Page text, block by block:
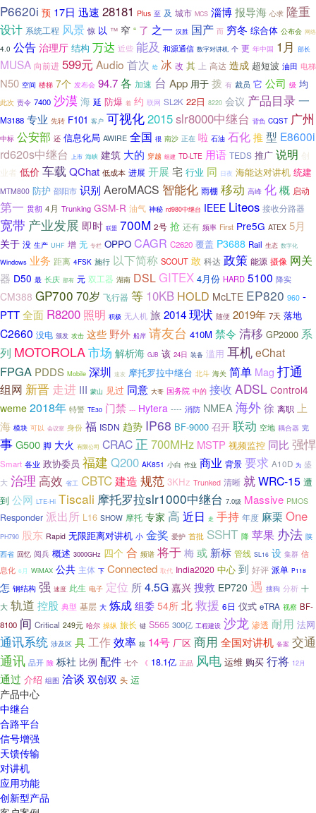
P6620i 预 17日 迅速 28181 Plus 至 及 城市 MCS 淄博报导海 心求 隆重
设计 系统工程 风景 惊 以 ™ 窄 “ 了 之一 汉胜 国产 而 穷冬 综合体 公布会 网络
4.0 公告 治理厅 结构 万达 近些 能及 和源通信 数字对讲机 个 更 年中国 1月 部长
MUSA 向前进 599元 Audio 首次 给 冰 改 其 上 高达 造成 超短波 油田 电梯
N50 空间 楼梯 7个 发布会 94.7各 加速 台 App 用于 拨 有 裁员 它 公司 级 均
此次 责令 7400 沙漠 海 延 防爆 着 约 联网 SL2K 22日 8220 会议 产品目录一
M3188 专业 先转 F101 客户 可视化2015slr8000中继台 背负 CQST 广州
中标 公安部 还 信息化局 AWIRE 全国 很 南沙 正在 啦 石油 石化 推 型 E8600i
rd620s中继台 上市 海峡 建筑 大的 穿越 组建 TD-LTE 用语 TEDS 推广 说明 创
业者 低价 车载 QChat 低成本 进展 开展 宅 行业 同 日夜 海能达对讲机 统建
MTM800 防护 邵阳市 识别 AeroMACS 智能化 雨棚 移动 高峰 化概 启动
第一 贯彻 4月 Trunking GSM-R 油气 神秘 rd980中继台 IEEE Liteos 接收分路器
宽带 产业发展 即时 联盟 700M 2号 抢 还有 频率 First Pre5G ATEX 5月
关于 没 生产 UHF 增 无 专栏 OPPO CAGR C2620 覆盖 P3688 Rail 生态 数字化
Windows 业务 距离 4FSK 施行 以下简称 SCOUT 敢 科达 政策 能源 摄像 网关
器 D50 最 长庆 那有 元 双工器 湖南 DSLGITEX 4月份 HARD 5100 降实
CM388 GP700 70岁 飞行器 等 10KB HOLD McLTE EP820 960 -
PTT全面 R8200 照明 积极 无人机 旅 2014现状 随便 2019年 7天 落地
C2660 没电 颁发 攻击 这些 野外 船岸 请友台 410M 禁令 清移 GP2000 系
列 MOTOROLA市场 解析海 GJB 该 24日 装备 滥用 耳机eChat
FPGA PDDS Mobile 深圳 速发 摩托罗拉中继台 北斗 海关 简单 Mag 打通
组网 新晋 走进 III 蒙山 见过 同意 大哥 国务院 中的 接收 ADSL Control4
weme 2018年 特警 TE30 门禁 --- Hytera ---- 消防 NMEA 海外徐 离职
上
海 模块 可以 会议室 身份 福 ISDN 趋势 IP68 BF-9000 召开 联动 空地 耦合器 完
事G500 脚 大火 有限公司 CRAC 正 700MHz MSTP 视频监控 同比 强悍
Smart 各业 政协委员 福建 Q200 AK851 小白 作业 商业 背景 要求 A10D 为 盛
大 治理 高效 省工 CBTC建造 规范 3KHz Trunked 清晰 就WRC-15 遭
到 公网 LTE-Hi Tiscali 摩托罗拉slr1000中继台 7.0级 Massive PMOS
Responder 派出所 L16 SHOW 摩托 专家 高 近日 走 手持 年度 麻栗 One
PH790 股东 Rapid 无限距离对讲机 小 金奖 爱护 首批 SSHT 降 苹果 办法 陕
西省 回忆 阅兵 概述 3000GHz 四个 合 频谱 将于梅或 新标 管线 SL16 设 集群 信
息化 6月 WiMAX 公共 主体 下 Connected 取代 India2020 中心 到 好评 派单 P118
怎 钢结构 强 速度 此生 电子 定位 所4.5G 嘉兴 搜救 EP720 遇 搜狗 分析 十
大 轨道 控股 典型 基层 大 炼成组委 54所 北救援 6日 仪式 eTRA 视察 BF-
8100 间 Critical 249元 哈尔 操纵 旅长 键 S565 300亿 工程建设 沙龙 渗透 耐用 法网
通讯系统 涉及区 具 工作效率 核 14号 厂区 商用 全国对讲机 备案 交通
通讯 品开 除 栎社 比例 配件 七个 《 18.1亿 正品 风电 运维 购买 行将 12月
通过 介绍 组图 洽谈 双创双 头 运
产品中心
中继台
合路平台
信号增强
天馈传输
对讲机
应用功能
创新型产品